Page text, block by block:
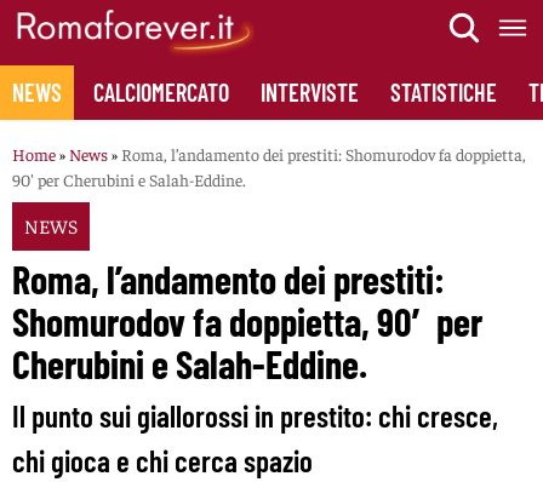
Skip
content
NEWS CALCIOMERCATO INTERVISTE STATISTICHE
Home» News» Roma, l’andamento dei prestiti: Shomurodov fa doppietta,
90′ per Cherubini e Salah-Eddine.
NEWS
Roma, l’andamento dei prestiti:
Shomurodov fa doppietta, 90′ per
Cherubini e Salah-Eddine.
Il punto sui giallorossi in prestito: chi cresce,
chi gioca e chi cerca spazio